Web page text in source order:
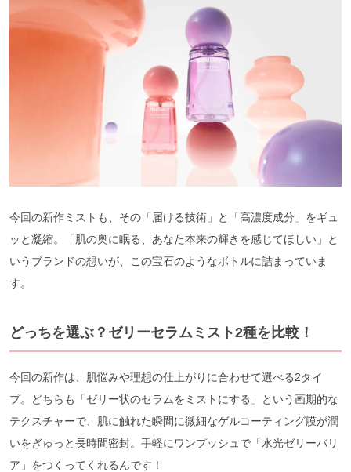
今回の新作ミストも、その「届ける技術」と「高濃度成分」をギュ
ッと凝縮。「肌の奥に眠る、あなた本来の輝きを感じてほしい」と
いうブランドの想いが、この宝石のようなボトルに詰まっていま
す。
どっちを選ぶ？ゼリーセラムミスト2種を比較！
今回の新作は、肌悩みや理想の仕上がりに合わせて選べる2タイ
プ。どちらも「ゼリー状のセラムをミストにする」という画期的な
テクスチャーで、肌に触れた瞬間に微細なゲルコーティング膜が潤
いをぎゅっと長時間密封。手軽にワンプッシュで「水光ゼリーバリ
ア」をつくってくれるんです！